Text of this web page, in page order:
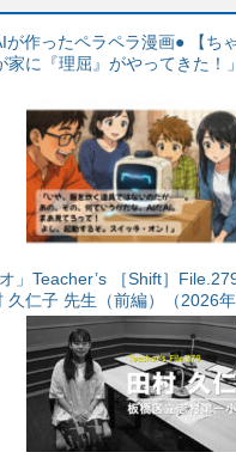
が作ったペラペラ漫画● 【ち
家に『理屈』がやってきた！
オ」Teacher’s ［Shift］
久仁子 先生（前編）（2026年